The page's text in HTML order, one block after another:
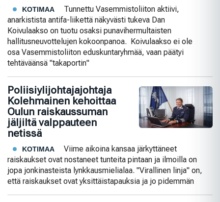
KOTIMAA
Tunnettu Vasemmistoliiton aktiivi,
anarkistista antifa-liikettä näkyvästi tukeva Dan
Koivulaakso on tuotu osaksi punavihermultaisten
hallitusneuvottelujen kokoonpanoa. Koivulaakso ei ole
osa Vasemmistoliiton eduskuntaryhmää, vaan päätyi
tehtäväänsä "takaportin"
Poliisiylijohtajajohtaja
Kolehmainen kehoittaa
Oulun raiskaussuman
jäljiltä valppauteen
netissä
KOTIMAA
Viime aikoina kansaa järkyttäneet
raiskaukset ovat nostaneet tunteita pintaan ja ilmoilla on
jopa jonkinasteista lynkkausmielialaa. "Virallinen linja" on,
että raiskaukset ovat yksittäistapauksia ja jo pidemmän